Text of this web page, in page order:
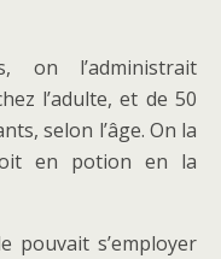
on l’administrait
l’adulte, et de 50
selon l’âge. On la
en potion en la
pouvait s’employer